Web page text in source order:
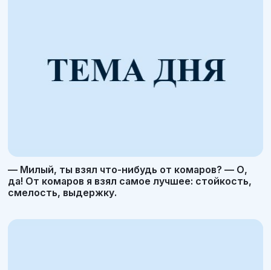
— Милый, ты взял что-нибудь от комаров? — О,
да! От комаров я взял самое лучшее: стойкость,
смелость, выдержку.